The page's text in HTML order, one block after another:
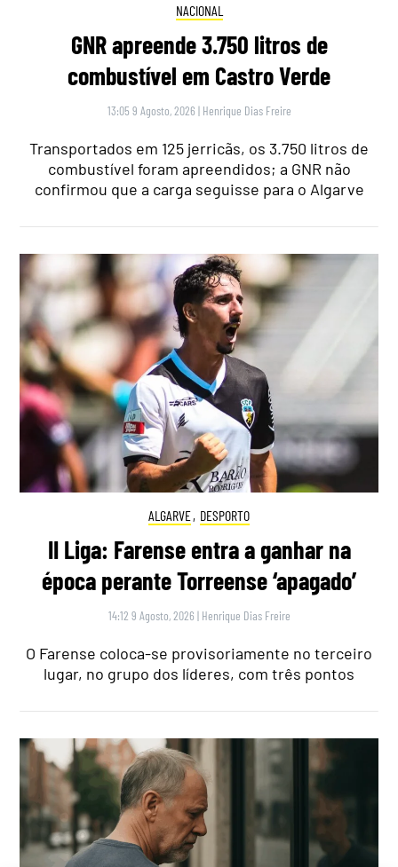
NACIONAL
GNR apreende 3.750 litros de
combustível em Castro Verde
13:05 9 Agosto, 2026 | Henrique Dias Freire
Transportados em 125 jerricãs, os 3.750 litros de
combustível foram apreendidos; a GNR não
confirmou que a carga seguisse para o Algarve
ALGARVE, DESPORTO
II Liga: Farense entra a ganhar na
época perante Torreense ‘apagado’
14:12 9 Agosto, 2026 | Henrique Dias Freire
O Farense coloca-se provisoriamente no terceiro
lugar, no grupo dos líderes, com três pontos